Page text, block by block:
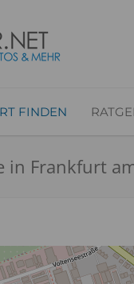
FINDEN
in Frankfurt